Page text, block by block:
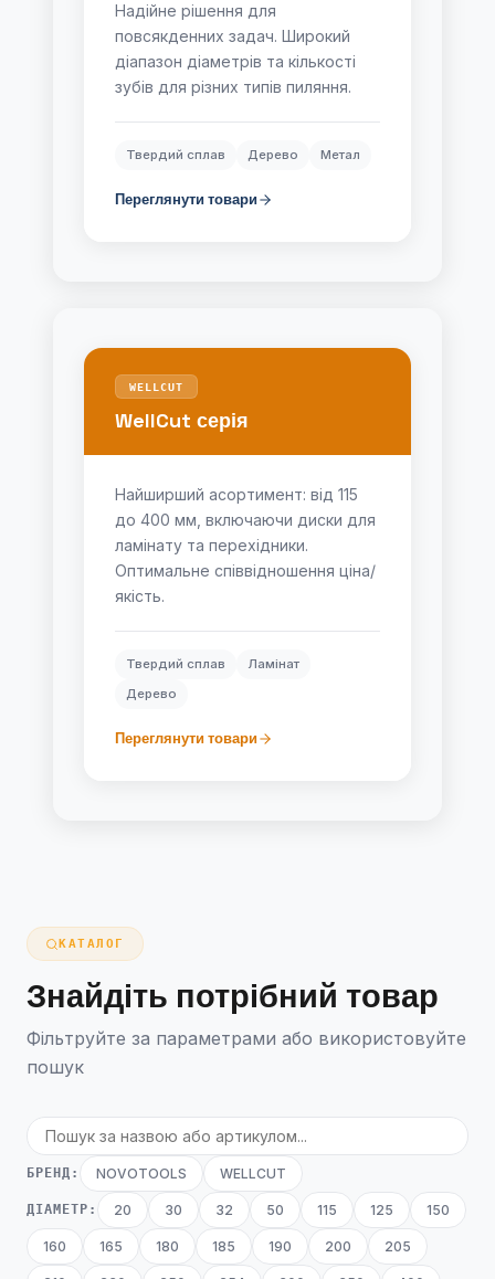
Надійне рішення для
повсякденних задач. Широкий
діапазон діаметрів та кількості
зубів для різних типів пиляння.
Твердий сплав Дерево Метал
Переглянути товари
WELLCUT
WellCut серія
Найширший асортимент: від 115
до 400 мм, включаючи диски для
ламінату та перехідники.
Оптимальне співвідношення ціна/
якість.
Твердий сплав
Ламінат
Дерево
Переглянути товари
КАТАЛОГ
Знайдіть потрібний товар
Фільтруйте за параметрами або використовуйте
пошук
БРЕНД: NOVOTOOLS WELLCUT
ДІАМЕТР: 20 30 32 50 115 125 150
160 165 180 185 190 200 205